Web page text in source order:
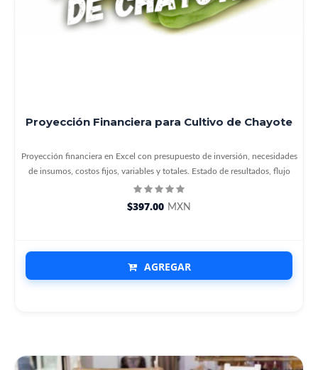
Proyección Financiera para Cultivo de Chayote
Proyección financiera en Excel con presupuesto de inversión, necesidades
de insumos, costos fijos, variables y totales. Estado de resultados, flujo
$397.00 MXN
AGREGAR